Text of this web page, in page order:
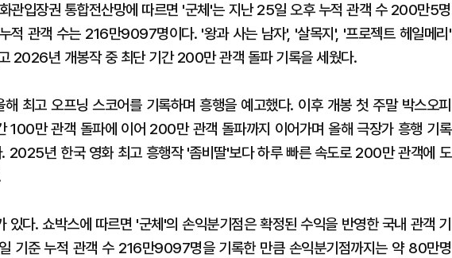
관입장권 통합전산망에 따르면 '군체'는 지난 25일 오후 누적 관객 수 200만5명
적 관객 수는 216만9097명이다. '왕과 사는 남자', '살목지', '프로젝트 헤일메리'
2026년 개봉작 중 최단 기간 200만 관객 돌파 기록을 세웠다.
최고 오프닝 스코어를 기록하며 흥행을 예고했다. 이후 개봉 첫 주말 박스오피
100만 관객 돌파에 이어 200만 관객 돌파까지 이어가며 올해 극장가 흥행 기록
2025년 한국 영화 최고 흥행작 '좀비딸'보다 하루 빠른 속도로 200만 관객에 도
있다. 쇼박스에 따르면 '군체'의 손익분기점은 확정된 수익을 반영한 국내 관객 기
기준 누적 관객 수 216만9097명을 기록한 만큼 손익분기점까지는 약 80만명